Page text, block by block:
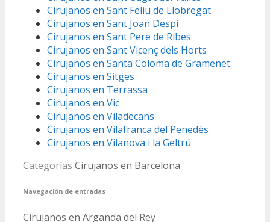
Cirujanos en Sant Feliu de Llobregat
Cirujanos en Sant Joan Despí
Cirujanos en Sant Pere de Ribes
Cirujanos en Sant Vicenç dels Horts
Cirujanos en Santa Coloma de Gramenet
Cirujanos en Sitges
Cirujanos en Terrassa
Cirujanos en Vic
Cirujanos en Viladecans
Cirujanos en Vilafranca del Penedès
Cirujanos en Vilanova i la Geltrú
Categorías Cirujanos en Barcelona
Navegación de entradas
Cirujanos en Arganda del Rey